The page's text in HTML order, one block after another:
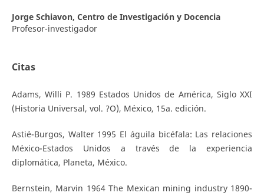
Jorge Schiavon, Centro de Investigación y Docencia
Profesor-investigador
Citas
Adams, Willi P. 1989 Estados Unidos de América, Siglo XXI
(Historia Universal, vol. ?O), México, 15a. edición.
Astié-Burgos, Walter 1995 El águila bicéfala: Las relaciones
México-Estados Unidos a través de la experiencia
diplomática, Planeta, México.
Bernstein, Marvin 1964 The Mexican mining industry 1890-